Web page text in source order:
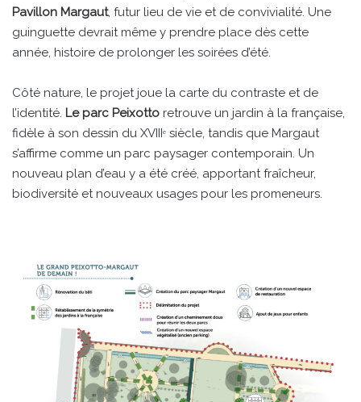
Pavillon Margaut, futur lieu de vie et de convivialité. Une
guinguette devrait même y prendre place dès cette
année, histoire de prolonger les soirées d’été.
Côté nature, le projet joue la carte du contraste et de
l’identité. Le parc Peixotto retrouve un jardin à la française,
fidèle à son dessin du XVIIIᵉ siècle, tandis que Margaut
s’affirme comme un parc paysager contemporain. Un
nouveau plan d’eau y a été créé, apportant fraîcheur,
biodiversité et nouveaux usages pour les promeneurs.